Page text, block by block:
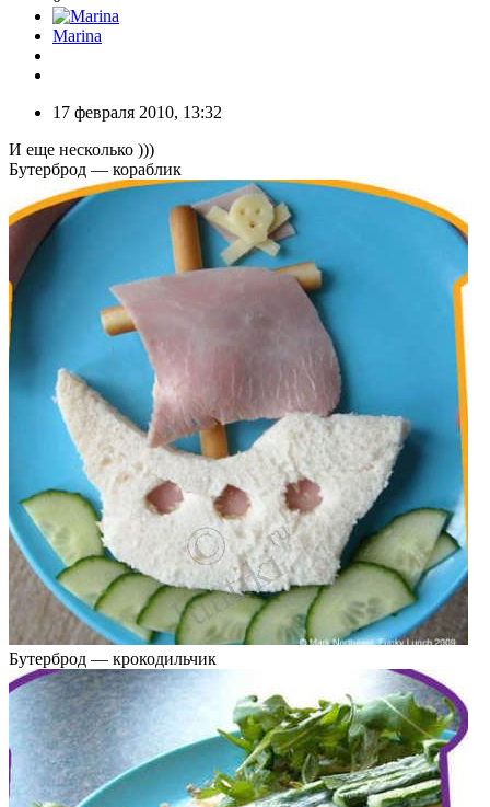
Marina
17 февраля 2010, 13:32
И еще несколько )))
Бутерброд — кораблик
Бутерброд — крокодильчик